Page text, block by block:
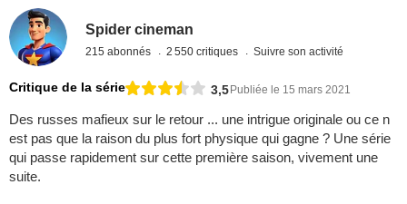
Spider cineman
215 abonnés 2 550 critiques Suivre son activité
Critique de la série 3,5 Publiée le 15 mars 2021
Des russes mafieux sur le retour ... une intrigue originale ou ce n
est pas que la raison du plus fort physique qui gagne ? Une série
qui passe rapidement sur cette première saison, vivement une
suite.